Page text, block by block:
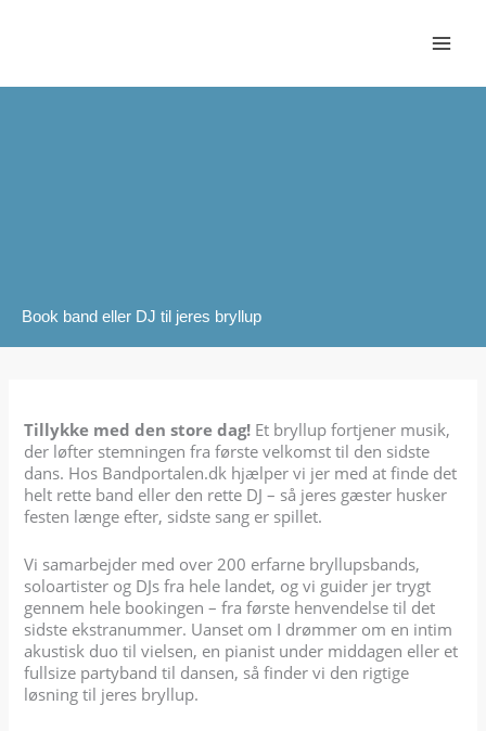
Book band eller DJ til jeres bryllup
Tillykke med den store dag! Et bryllup fortjener musik,
der løfter stemningen fra første velkomst til den sidste
dans. Hos Bandportalen.dk hjælper vi jer med at finde det
helt rette band eller den rette DJ – så jeres gæster husker
festen længe efter, sidste sang er spillet.
Vi samarbejder med over 200 erfarne bryllupsbands,
soloartister og DJs fra hele landet, og vi guider jer trygt
gennem hele bookingen – fra første henvendelse til det
sidste ekstranummer. Uanset om I drømmer om en intim
akustisk duo til vielsen, en pianist under middagen eller et
fullsize partyband til dansen, så finder vi den rigtige
løsning til jeres bryllup.